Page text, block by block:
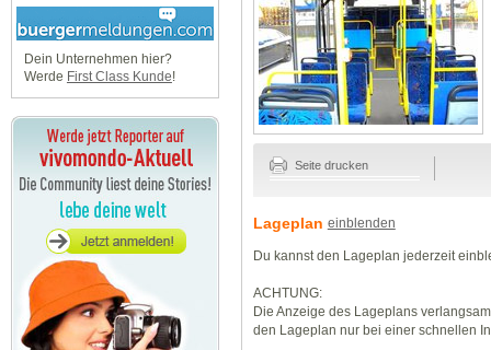
Dein Unternehmen hier?
Werde First Class Kunde!
Seite drucken
Lageplan einblenden
Du kannst den Lageplan jederzeit
ACHTUNG:
Die Anzeige des Lageplans
den Lageplan nur bei einer schnellen